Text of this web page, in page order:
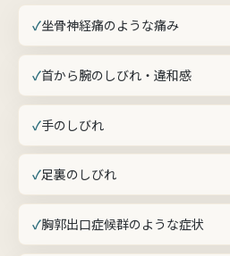
坐骨神経痛のような痛み
首から腕のしびれ・違和感
手のしびれ
足裏のしびれ
胸郭出口症候群のような症状